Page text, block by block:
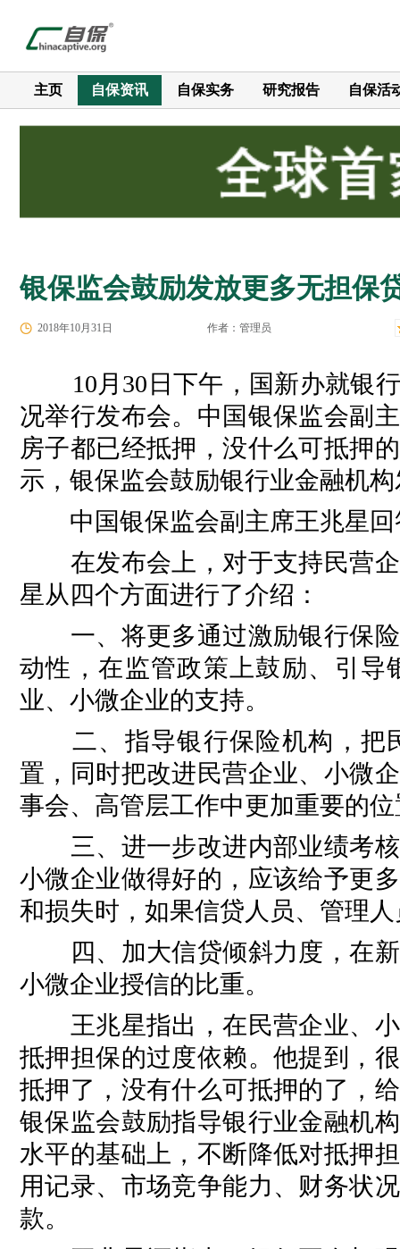
主页 自保资讯 自保实务 研究报告 自保活
银保监会鼓励发放更多无担保
2018年10月31日 作者：管理员
10月30日下午，国新办就银行
况举行发布会。中国银保监会副
房子都已经抵押，没什么可抵押
示，银保监会鼓励银行业金融机
中国银保监会副主席王兆星回
在发布会上，对于支持民营企
星从四个方面进行了介绍：
一、将更多通过激励银行保险
动性，在监管政策上鼓励、引
业、小微企业的支持。
二、指导银行保险机构，把
置，同时把改进民营企业、小微
事会、高管层工作中更加重要的
三、进一步改进内部业绩考核
小微企业做得好的，应该给予更
和损失时，如果信贷人员、管理
四、加大信贷倾斜力度，在新
小微企业授信的比重。
王兆星指出，在民营企业、小
抵押担保的过度依赖。他提到，
抵押了，没有什么可抵押的了，
银保监会鼓励指导银行业金融机
水平的基础上，不断降低对抵押
用记录、市场竞争能力、财务状
款。